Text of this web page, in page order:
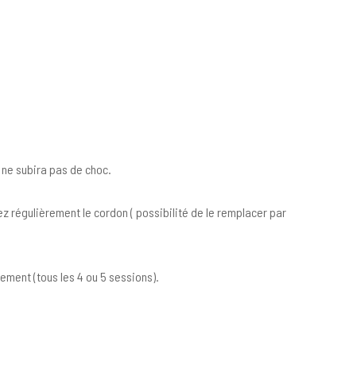
subira pas de choc.
régulièrement le cordon ( possibilité de le remplacer par
(tous les 4 ou 5 sessions).